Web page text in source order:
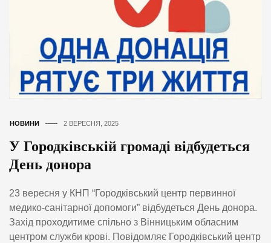
НОВИНИ 2 ВЕРЕСНЯ, 2025
У Городківській громаді відбудеться
День донора
23 вересня у КНП “Городківський центр первинної
медико-санітарної допомоги” відбудеться День донора.
Захід проходитиме спільно з Вінницьким обласним
центром служби крові. Повідомляє Городківський центр